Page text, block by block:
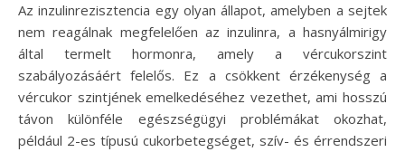
Az inzulinrezisztencia egy olyan állapot, amelyben a sejtek
nem reagálnak megfelelően az inzulinra, a hasnyálmirigy
által termelt hormonra, amely a vércukorszint
szabályozásáért felelős. Ez a csökkent érzékenység a
vércukor szintjének emelkedéséhez vezethet, ami hosszú
távon különféle egészségügyi problémákat okozhat,
például 2-es típusú cukorbetegséget, szív- és érrendszeri